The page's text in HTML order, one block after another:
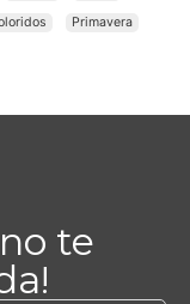
Primavera
te